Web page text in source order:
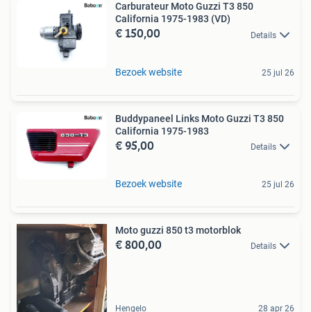
Carburateur Moto Guzzi T3 850
California 1975-1983 (VD)
€ 150,00 Details
Bezoek website 25 jul 26
Buddypaneel Links Moto Guzzi T3 850
California 1975-1983
€ 95,00 Details
Bezoek website 25 jul 26
Moto guzzi 850 t3 motorblok
€ 800,00 Details
Hengelo 28 apr 26